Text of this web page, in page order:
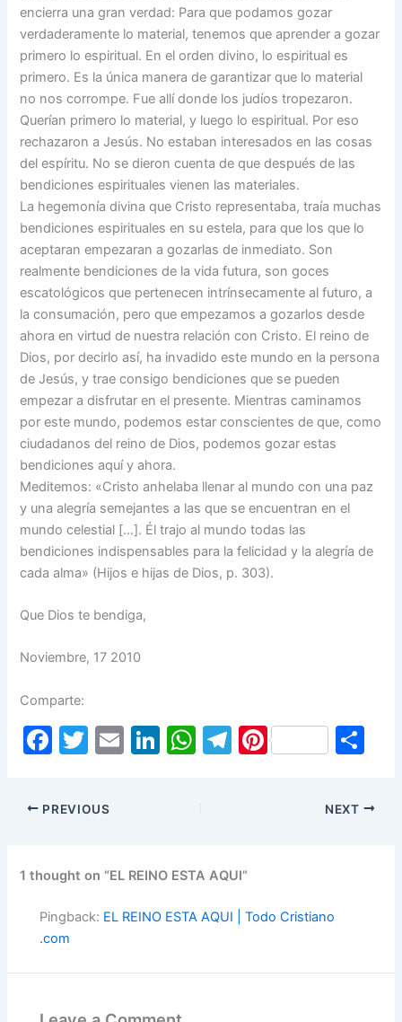
encierra una gran verdad: Para que podamos gozar
verdaderamente lo material, tenemos que aprender a gozar
primero lo espiritual. En el orden divino, lo espiritual es
primero. Es la única manera de garantizar que lo material
no nos corrompe. Fue allí donde los judíos tropezaron.
Querían primero lo material, y luego lo espiritual. Por eso
rechazaron a Jesús. No estaban interesados en las cosas
del espíritu. No se dieron cuenta de que después de las
bendiciones espirituales vienen las materiales.
La hegemonía divina que Cristo representaba, traía muchas
bendiciones espirituales en su estela, para que los que lo
aceptaran empezaran a gozarlas de inmediato. Son
realmente bendiciones de la vida futura, son goces
escatológicos que pertenecen intrínsecamente al futuro, a
la consumación, pero que empezamos a gozarlos desde
ahora en virtud de nuestra relación con Cristo. El reino de
Dios, por decirlo así, ha invadido este mundo en la persona
de Jesús, y trae consigo bendiciones que se pueden
empezar a disfrutar en el presente. Mientras caminamos
por este mundo, podemos estar conscientes de que, como
ciudadanos del reino de Dios, podemos gozar estas
bendiciones aquí y ahora.
Meditemos: «Cristo anhelaba llenar al mundo con una paz
y una alegría semejantes a las que se encuentran en el
mundo celestial […]. Él trajo al mundo todas las
bendiciones indispensables para la felicidad y la alegría de
cada alma» (Hijos e hijas de Dios, p. 303).
Que Dios te bendiga,
Noviembre, 17 2010
Comparte:
F
c
e
o
o
k
T
itt
er
E
Li
n
W
p
p
T
m
Pi
ar
PREVIOUS NEXT
1 thought on “EL REINO ESTA AQUI”
Pingback: EL REINO ESTA AQUI | Todo Cristiano
.com